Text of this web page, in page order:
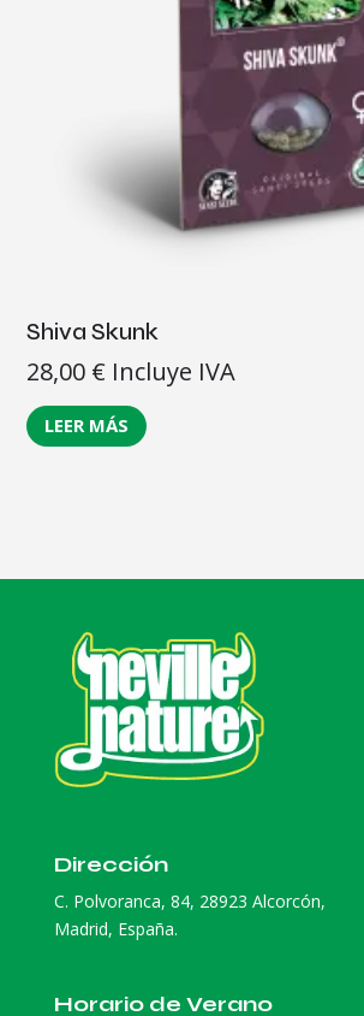
Shiva Skunk
28,00 € Incluye IVA
LEER MÁS
Dirección
C. Polvoranca, 84, 28923 Alcorcón,
Madrid, España.
Horario de Verano